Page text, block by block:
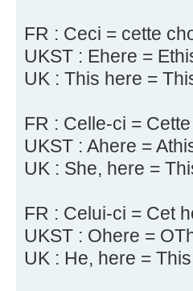
FR : Ceci = cette
UKST : Ehere =
UK : This here =
FR : Celle-ci =
UKST : Ahere =
UK : She, here =
FR : Celui-ci = Cet
UKST : Ohere =
UK : He, here =